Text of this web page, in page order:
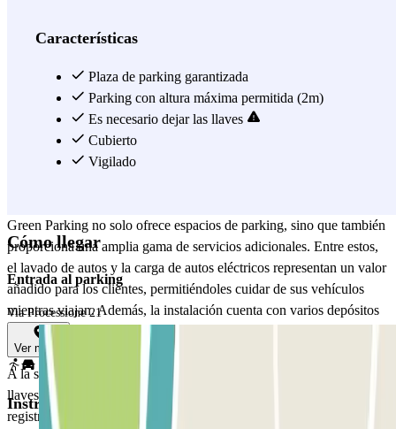
satisfacen las diversas necesidades de los viajeros. Además, la
aún más la gama de vehículos que pueden usar sus servicios.
A la llegada, los clientes son recibidos en un área de aceptación
cubierta. El proceso de aceptación rápido ahorra tiempo valioso, con
un autobús lanzadera gratuito disponible inmediatamente o dentro de
los 10 minutos para el traslado al aeropuerto. Este servicio de
Green Parking no solo ofrece espacios de parking, sino que también
proporciona una amplia gama de servicios adicionales. Entre estos,
el lavado de autos y la carga de autos eléctricos representan un valor
añadido para los clientes, permitiéndoles cuidar de sus vehículos
mientras viajan. Además, la instalación cuenta con varios depósitos
para autos adyacentes a la sede principal, ofreciendo opciones
adicionales de parking y aumentando la capacidad.
A la salida, el registro es simple y rápido: después de entregar las
llaves, un miembro del personal de Green Parking se encargará de
registrar la salida, completando el servicio con profesionalismo y
Características
Plaza de parking garantizada
Parking con altura máxima permitida (2m)
Es necesario dejar las llaves
Cubierto
Vigilado
Cómo llegar
Entrada al parking
Via Processione 21
Ver mapa
Instrucciones